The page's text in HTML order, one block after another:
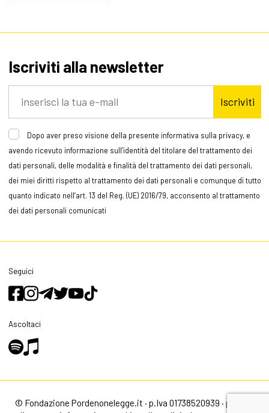
Iscriviti alla newsletter
Iscriviti
Dopo aver preso visione della presente informativa sulla privacy, e
avendo ricevuto informazione sull’identità del titolare del trattamento dei
dati personali, delle modalità e finalità del trattamento dei dati personali,
dei miei diritti rispetto al trattamento dei dati personali e comunque di tutto
quanto indicato nell’art. 13 del Reg. (UE) 2016/79, acconsento al trattamento
dei dati personali comunicati
Seguici
Ascoltaci
© Fondazione Pordenonelegge.it · p.Iva 01738520939 · privacy